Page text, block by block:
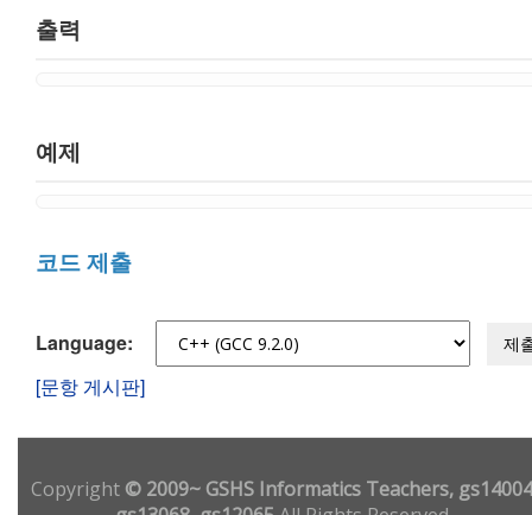
출력
예제
코드 제출
Language: 제
[문항 게시판]
Copyright© 2009~ GSHS Informatics Teachers,